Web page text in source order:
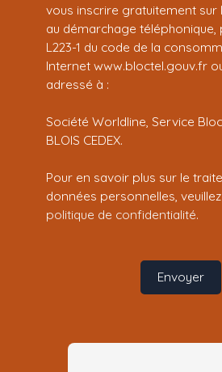
vous inscrire gratuitement
au démarchage téléphonique,
L223-1 du code de la
Internet www.bloctel.gouv.fr
adressé à :
Société Worldline, Service
BLOIS CEDEX.
Pour en savoir plus sur le
données personnelles,
politique de confidentialité.
Envoyer